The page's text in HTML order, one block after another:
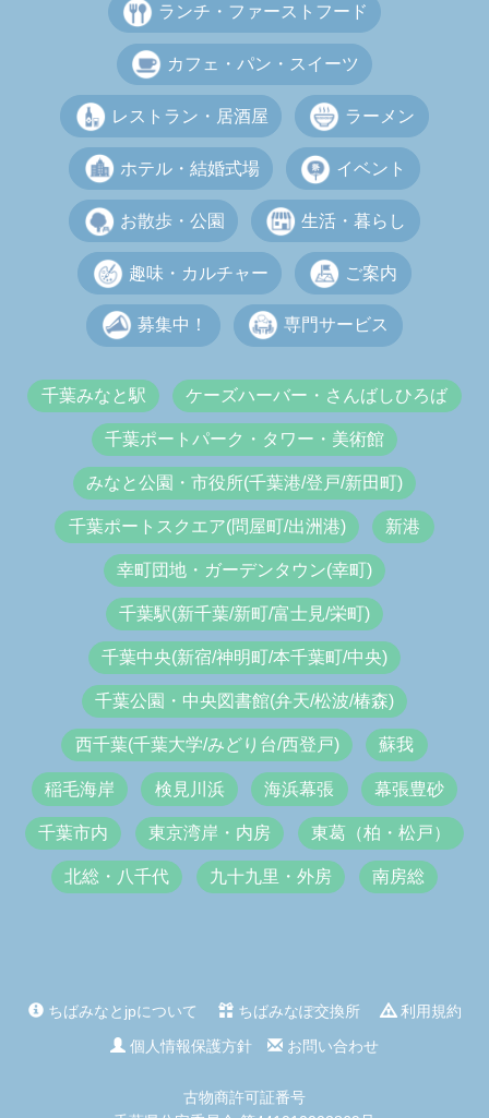
ランチ・ファーストフード
カフェ・パン・スイーツ
レストラン・居酒屋 ラーメン
ホテル・結婚式場 イベント
お散歩・公園 生活・暮らし
趣味・カルチャー ご案内
募集中！ 専門サービス
千葉みなと駅 ケーズハーバー・さんばしひろば
千葉ポートパーク・タワー・美術館
みなと公園・市役所(千葉港/登戸/新田町)
千葉ポートスクエア(問屋町/出洲港) 新港
幸町団地・ガーデンタウン(幸町)
千葉駅(新千葉/新町/富士見/栄町)
千葉中央(新宿/神明町/本千葉町/中央)
千葉公園・中央図書館(弁天/松波/椿森)
西千葉(千葉大学/みどり台/西登戸) 蘇我
稲毛海岸 検見川浜 海浜幕張 幕張豊砂
千葉市内 東京湾岸・内房 東葛（柏・松戸）
北総・八千代 九十九里・外房 南房総
ちばみなとjpについて ちばみなぽ交換所
利用規約
個人情報保護方針
お問い合わせ
古物商許可証番号